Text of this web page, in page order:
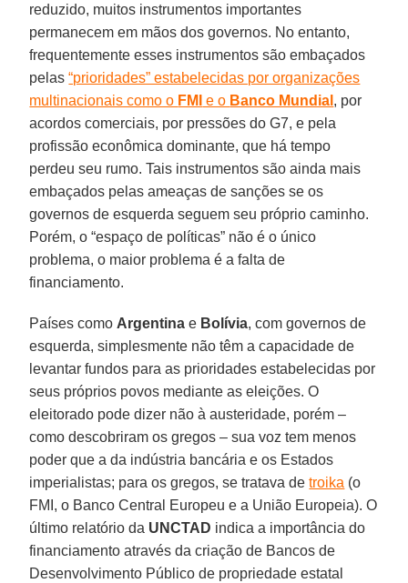
reduzido, muitos instrumentos importantes
permanecem em mãos dos governos. No entanto,
frequentemente esses instrumentos são embaçados
pelas“prioridades” estabelecidas por organizações
multinacionais como o FMI e o Banco Mundial , por
acordos comerciais, por pressões do G7, e pela
profissão econômica dominante, que há tempo
perdeu seu rumo. Tais instrumentos são ainda mais
embaçados pelas ameaças de sanções se os
governos de esquerda seguem seu próprio caminho.
Porém, o “espaço de políticas” não é o único
problema, o maior problema é a falta de
financiamento.
Países como Argentina e Bolívia, com governos de
esquerda, simplesmente não têm a capacidade de
levantar fundos para as prioridades estabelecidas por
seus próprios povos mediante as eleições. O
eleitorado pode dizer não à austeridade, porém –
como descobriram os gregos – sua voz tem menos
poder que a da indústria bancária e os Estados
imperialistas; para os gregos, se tratava detroika (o
FMI, o Banco Central Europeu e a União Europeia). O
último relatório da UNCTAD indica a importância do
financiamento através da criação de Bancos de
Desenvolvimento Público de propriedade estatal